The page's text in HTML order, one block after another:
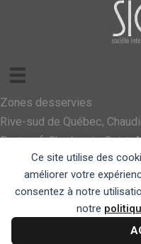
Ce site utilise des
améliorer votre
consentez à notre
notre
Zones desservies
Rive-sud de Québec,
Portneuf, Charlevoix, Saint-
Lotbinière, Montmagny
2026 © Pier-Anne